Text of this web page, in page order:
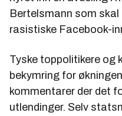
Bertelsmann som
rasistiske Facebook-
Tyske toppolitikere og
bekymring for
kommentarer der det
utlendinger. Selv